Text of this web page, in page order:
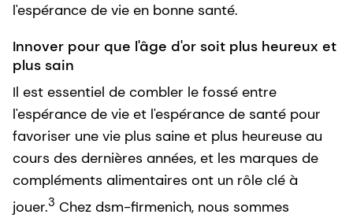
l'espérance de vie en bonne santé.
Innover pour que l'âge d'or soit plus heureux et
plus sain
Il est essentiel de combler le fossé entre
l'espérance de vie et l'espérance de santé pour
favoriser une vie plus saine et plus heureuse au
cours des dernières années, et les marques de
compléments alimentaires ont un rôle clé à
jouer.3 Chez dsm-firmenich, nous sommes